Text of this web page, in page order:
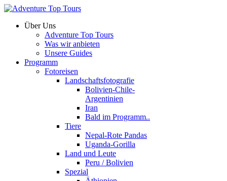
Über Uns
Adventure Top Tours
Was wir anbieten
Unsere Guides
Programm
Fotoreisen
Landschaftsfotografie
Bolivien-Chile-
Argentinien
Iran
Bald im Programm..
Tiere
Nepal-Rote Pandas
Uganda-Gorilla
Land und Leute
Peru / Bolivien
Spezial